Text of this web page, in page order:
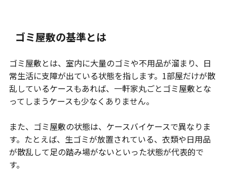
ゴミ屋敷の基準とは
ゴミ屋敷とは、室内に大量のゴミや不用品が溜まり、日
常生活に支障が出ている状態を指します。1部屋だけが散
乱しているケースもあれば、一軒家丸ごとゴミ屋敷とな
ってしまうケースも少なくありません。
また、ゴミ屋敷の状態は、ケースバイケースで異なりま
す。たとえば、生ゴミが放置されている、衣類や日用品
が散乱して足の踏み場がないといった状態が代表的で
す。